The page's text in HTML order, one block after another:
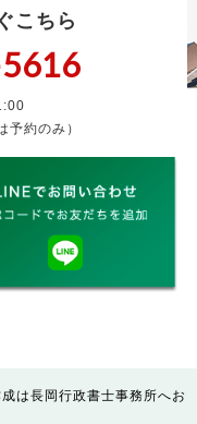
こちら
予約のみ）
は長岡行政書士事務所へお